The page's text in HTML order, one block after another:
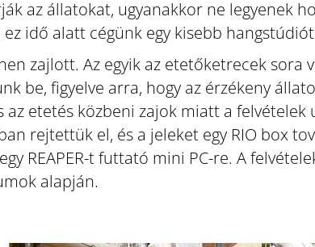
az állatokat, ugyanakkor ne legyenek
idő alatt cégünk egy kisebb
zajlott. Az egyik az etetőketrecek
be, figyelve arra, hogy az érzékeny
az etetés közbeni zajok miatt a
rejtettük el, és a jeleket egy RIO box
REAPER-t futtató mini PC-re. A
alapján.